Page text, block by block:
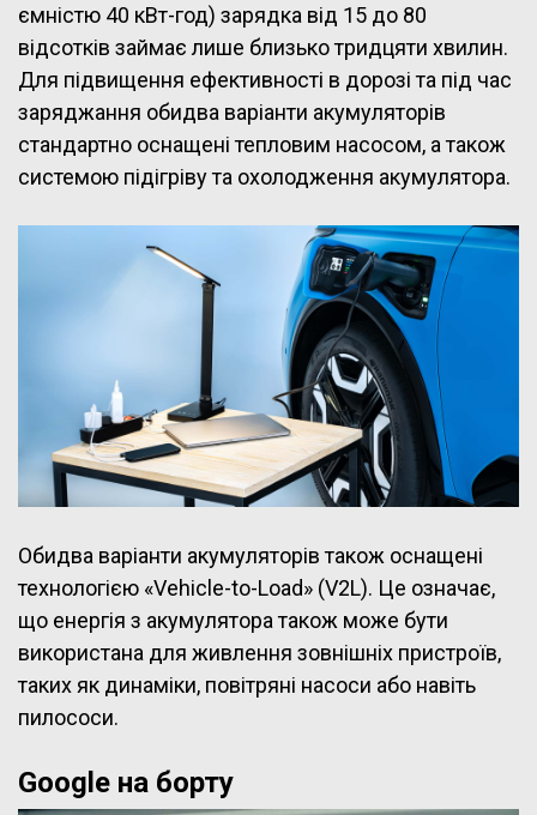
ємністю 40 кВт-год) зарядка від 15 до 80
відсотків займає лише близько тридцяти хвилин.
Для підвищення ефективності в дорозі та під час
заряджання обидва варіанти акумуляторів
стандартно оснащені тепловим насосом, а також
системою підігріву та охолодження акумулятора.
Обидва варіанти акумуляторів також оснащені
технологією «Vehicle-to-Load» (V2L). Це означає,
що енергія з акумулятора також може бути
використана для живлення зовнішніх пристроїв,
таких як динаміки, повітряні насоси або навіть
пилососи.
Google на борту